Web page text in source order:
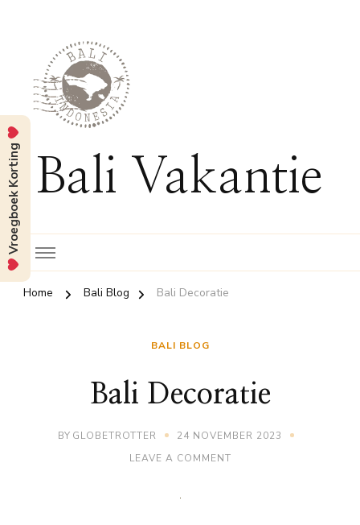
Bali Vakantie
Home Bali Blog Bali Decoratie
BALI BLOG
Bali Decoratie
BY GLOBETROTTER
24 NOVEMBER 2023
LEAVE A COMMENTON
Vroegboek Korting